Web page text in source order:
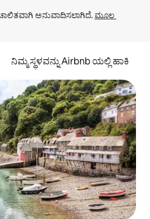
ಅನುವಾದಿಸಲಾಗಿದೆ. ಮೂಲ
ನಿಮ್ಮ ಸ್ಥಳವನ್ನು Airbnb ಯಲ್ಲಿ ಹಾಕಿ